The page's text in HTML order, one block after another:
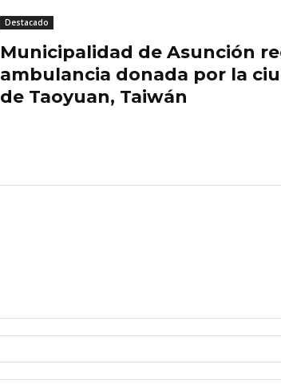
Destacado
Municipalidad de Asunción
ambulancia donada por la
de Taoyuan, Taiwán